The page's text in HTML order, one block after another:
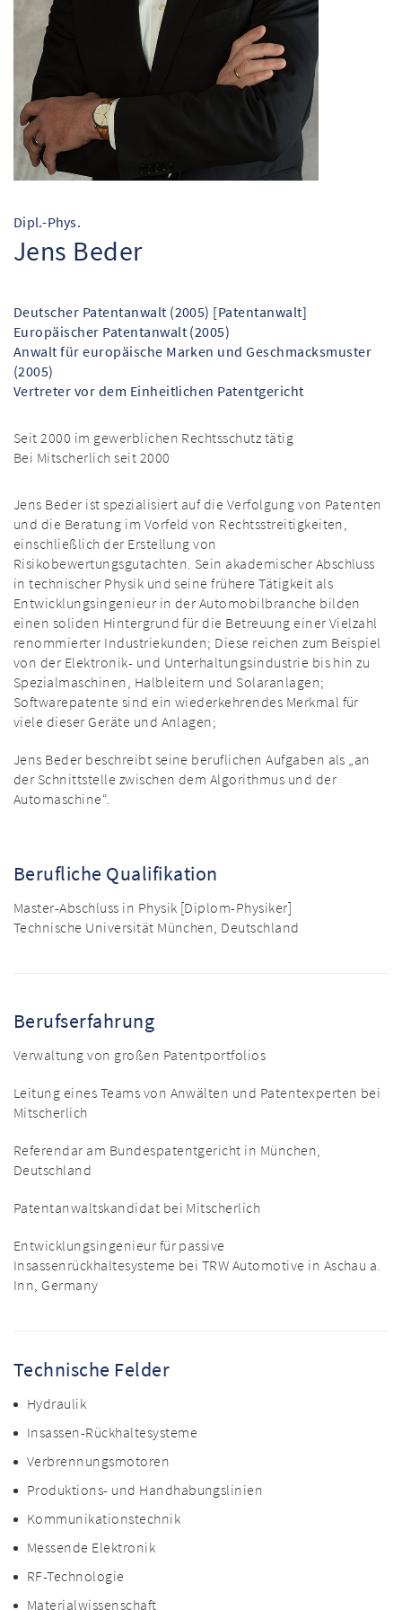
Dipl.-Phys.
Jens Beder
Deutscher Patentanwalt (2005) [Patentanwalt]
Europäischer Patentanwalt (2005)
Anwalt für europäische Marken und Geschmacksmuster
(2005)
Vertreter vor dem Einheitlichen Patentgericht
Seit 2000 im gewerblichen Rechtsschutz tätig
Bei Mitscherlich seit 2000
Jens Beder ist spezialisiert auf die Verfolgung von Patenten
und die Beratung im Vorfeld von Rechtsstreitigkeiten,
einschließlich der Erstellung von
Risikobewertungsgutachten. Sein akademischer Abschluss
in technischer Physik und seine frühere Tätigkeit als
Entwicklungsingenieur in der Automobilbranche bilden
einen soliden Hintergrund für die Betreuung einer Vielzahl
renommierter Industriekunden; Diese reichen zum Beispiel
von der Elektronik- und Unterhaltungsindustrie bis hin zu
Spezialmaschinen, Halbleitern und Solaranlagen;
Softwarepatente sind ein wiederkehrendes Merkmal für
viele dieser Geräte und Anlagen;
Jens Beder beschreibt seine beruflichen Aufgaben als „an
der Schnittstelle zwischen dem Algorithmus und der
Automaschine“.
Berufliche Qualifikation
Master-Abschluss in Physik [Diplom-Physiker]
Technische Universität München, Deutschland
Berufserfahrung
Verwaltung von großen Patentportfolios
Leitung eines Teams von Anwälten und Patentexperten bei
Mitscherlich
Referendar am Bundespatentgericht in München,
Deutschland
Patentanwaltskandidat bei Mitscherlich
Entwicklungsingenieur für passive
Insassenrückhaltesysteme bei TRW Automotive in Aschau a.
Inn, Germany
Technische Felder
Hydraulik
Insassen-Rückhaltesysteme
Verbrennungsmotoren
Produktions- und Handhabungslinien
Kommunikationstechnik
Messende Elektronik
RF-Technologie
Materialwissenschaft